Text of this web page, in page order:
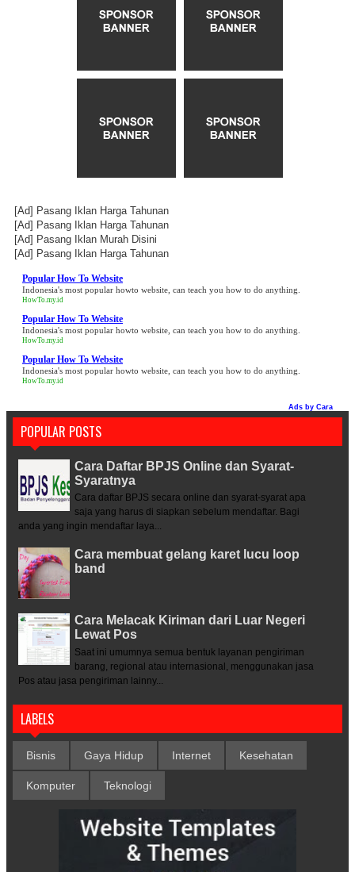
[Ad] Pasang Iklan Harga Tahunan
[Ad] Pasang Iklan Harga Tahunan
[Ad] Pasang Iklan Murah Disini
[Ad] Pasang Iklan Harga Tahunan
Popular How To Website
Indonesia's most popular howto website, can teach you how to do anything.
HowTo.my.id
Popular How To Website
Indonesia's most popular howto website, can teach you how to do anything.
HowTo.my.id
Popular How To Website
Indonesia's most popular howto website, can teach you how to do anything.
HowTo.my.id
Ads by Cara
POPULAR POSTS
Cara Daftar BPJS Online dan Syarat-
Syaratnya
Cara daftar BPJS secara online dan syarat-syarat apa
saja yang harus di siapkan sebelum mendaftar. Bagi
anda yang ingin mendaftar laya...
Cara membuat gelang karet lucu loop
band
Cara Melacak Kiriman dari Luar Negeri
Lewat Pos
Saat ini umumnya semua bentuk layanan pengiriman
barang, regional atau internasional, menggunakan jasa
Pos atau jasa pengiriman lainny...
LABELS
Bisnis Gaya Hidup Internet Kesehatan
Komputer Teknologi